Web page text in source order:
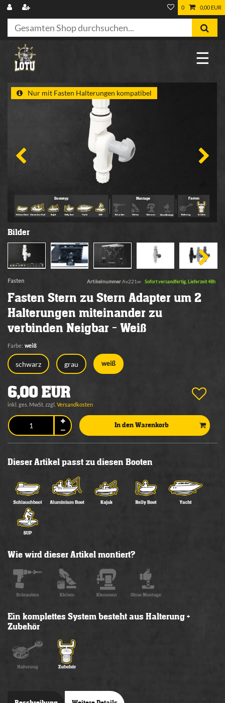
0 0,00 EUR
☰
Nur mit Fasten Halterungen kompatibel
Bilder
Fasten ArtikelnummerAv221w Sofort versandfertig, Lieferzeit 48h
Fasten Stern zu Stern Adapter um 2
Halterungen miteinander zu
verbinden Neigbar - Weiß
Farbe: weiß
schwarz grau weiß
6,00 EUR
inkl. ges. MwSt. zzgl. Versandkosten
In den Warenkorb
Dieser Artikel passt zu diesen Booten
Wie wird dieser Artikel montiert?
Ein komplettes System besteht aus Halterung +
Zubehör